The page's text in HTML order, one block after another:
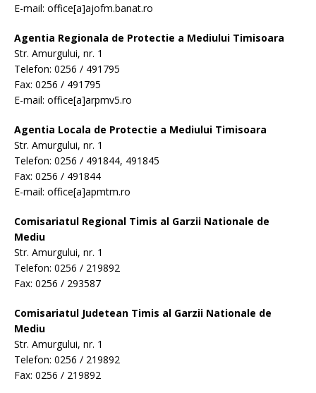
E-mail: office[a]ajofm.banat.ro
Agentia Regionala de Protectie a Mediului Timisoara
Str. Amurgului, nr. 1
Telefon: 0256 / 491795
Fax: 0256 / 491795
E-mail: office[a]arpmv5.ro
Agentia Locala de Protectie a Mediului Timisoara
Str. Amurgului, nr. 1
Telefon: 0256 / 491844, 491845
Fax: 0256 / 491844
E-mail: office[a]apmtm.ro
Comisariatul Regional Timis al Garzii Nationale de
Mediu
Str. Amurgului, nr. 1
Telefon: 0256 / 219892
Fax: 0256 / 293587
Comisariatul Judetean Timis al Garzii Nationale de
Mediu
Str. Amurgului, nr. 1
Telefon: 0256 / 219892
Fax: 0256 / 219892